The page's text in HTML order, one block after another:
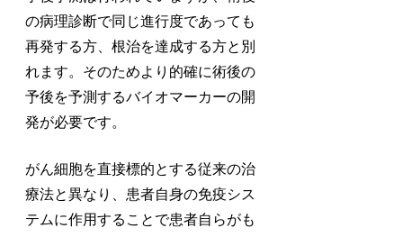
の病理診断で同じ進行度であっても
再発する方、根治を達成する方と別
れます。そのためより的確に術後の
予後を予測するバイオマーカーの開
発が必要です。
がん細胞を直接標的とする従来の治
療法と異なり、患者自身の免疫シス
テムに作用することで患者自らがも